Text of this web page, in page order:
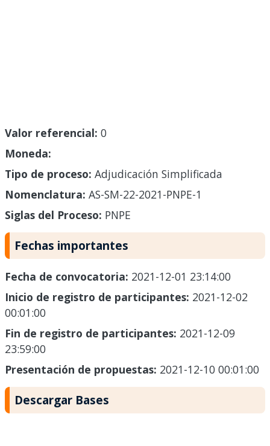
Valor referencial: 0
Moneda:
Tipo de proceso: Adjudicación Simplificada
Nomenclatura: AS-SM-22-2021-PNPE-1
Siglas del Proceso: PNPE
Fechas importantes
Fecha de convocatoria: 2021-12-01 23:14:00
Inicio de registro de participantes: 2021-12-02
00:01:00
Fin de registro de participantes: 2021-12-09
23:59:00
Presentación de propuestas: 2021-12-10 00:01:00
Descargar Bases